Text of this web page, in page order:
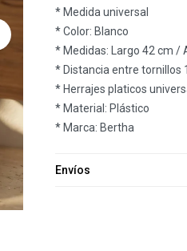
* Medida universal
* Color: Blanco
* Medidas: Largo 42 cm /
* Distancia entre tornillos
* Herrajes platicos
* Material: Plástico
* Marca: Bertha
Envíos